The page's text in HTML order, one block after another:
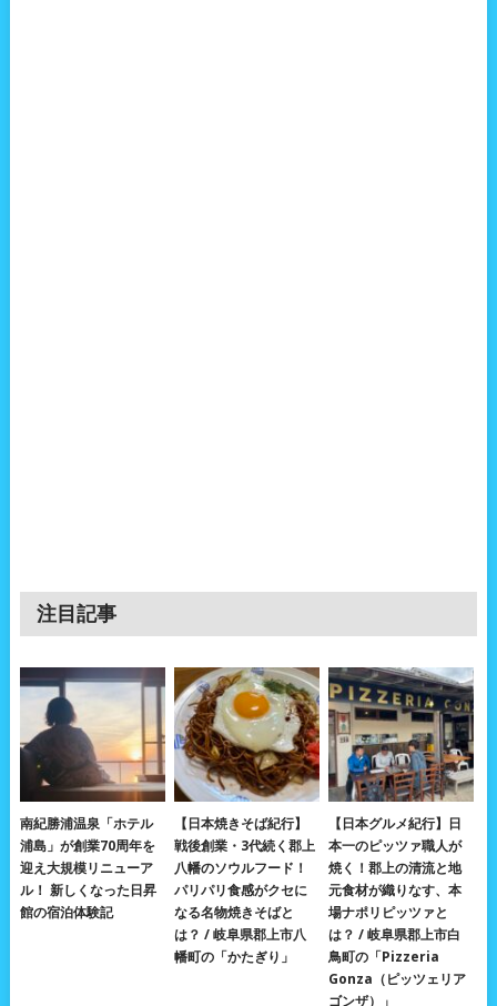
注目記事
南紀勝浦温泉「ホテル
浦島」が創業70周年を
迎え大規模リニューア
ル！ 新しくなった日昇
館の宿泊体験記
【日本焼きそば紀行】
戦後創業・3代続く郡上
八幡のソウルフード！
パリパリ食感がクセに
なる名物焼きそばと
は？ / 岐阜県郡上市八
幡町の「かたぎり」
【日本グルメ紀行】日
本一のピッツァ職人が
焼く！郡上の清流と地
元食材が織りなす、本
場ナポリピッツァと
は？ / 岐阜県郡上市白
鳥町の「Pizzeria
Gonza（ピッツェリア
ゴンザ）」